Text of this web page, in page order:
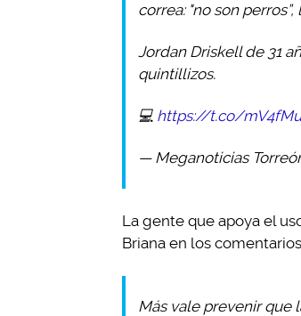
correa: "no son
Jordan Driskell de 31
quintillizos.
💻 https://t.co/
— Meganoticias
La gente que apoya el
Briana en los
Más vale prevenir que